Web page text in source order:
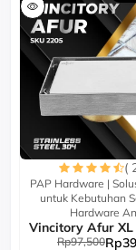
(
PAP Hardware |
untuk Kebutuhan
Hardware
Rp97,500